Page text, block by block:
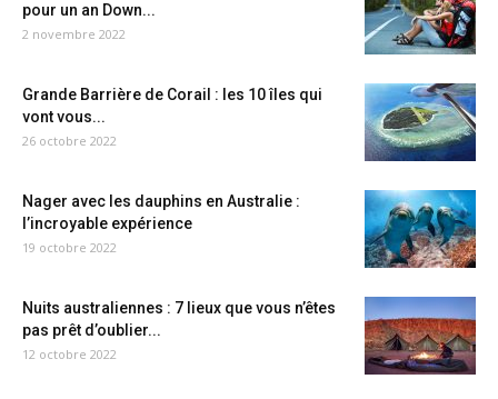
pour un an Down...
2 novembre 2022
Grande Barrière de Corail : les 10 îles qui
vont vous...
26 octobre 2022
Nager avec les dauphins en Australie :
l’incroyable expérience
19 octobre 2022
Nuits australiennes : 7 lieux que vous n’êtes
pas prêt d’oublier...
12 octobre 2022